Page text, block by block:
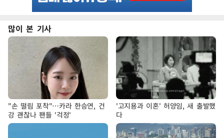
많이 본 기사
"손 떨림 포착"…카라 한승연, 건
강 괜찮나 팬들 '걱정'
'고지용과 이혼' 허양임, 새 출발했
다